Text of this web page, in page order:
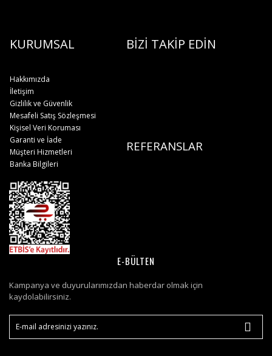
KURUMSAL BİZİ TAKİP EDİN
Hakkımızda
İletişim
Gizlilik ve Güvenlik
Mesafeli Satış Sözleşmesi
Kişisel Veri Koruması
REFERANSLAR
Garanti ve İade
Müşteri Hizmetleri
Banka Bilgileri
E-BÜLTEN
Kampanya ve duyurularımızdan haberdar olmak için
kaydolabilirsiniz.